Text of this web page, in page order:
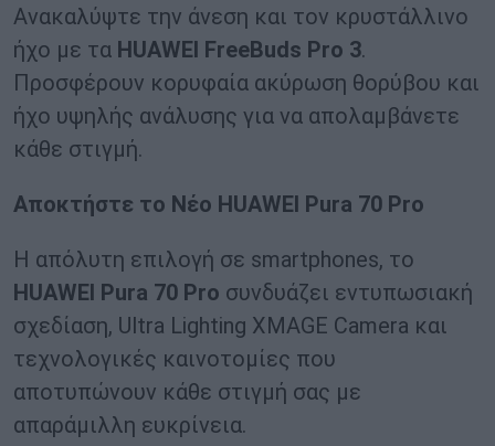
Ανακαλύψτε την άνεση και τον κρυστάλλινο
ήχο με τα HUAWEI FreeBuds Pro 3.
Προσφέρουν κορυφαία ακύρωση θορύβου και
ήχο υψηλής ανάλυσης για να απολαμβάνετε
κάθε στιγμή.
Αποκτήστε το Νέο HUAWEI Pura 70 Pro
Η απόλυτη επιλογή σε smartphones, το
HUAWEI Pura 70 Pro συνδυάζει εντυπωσιακή
σχεδίαση, Ultra Lighting XMAGE Camera και
τεχνολογικές καινοτομίες που
αποτυπώνουν κάθε στιγμή σας με
απαράμιλλη ευκρίνεια.